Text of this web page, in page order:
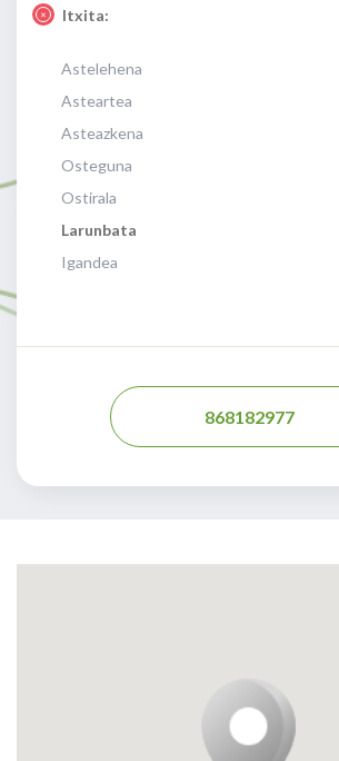
Itxita:
Astelehena
Asteartea
Asteazkena
Osteguna
Ostirala
Larunbata
Igandea
868182977